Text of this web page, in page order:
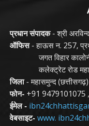
प्रधान संपादक- श्री
ऑफिस- हाऊस न. 257,
जगत विहार
कलेक्ट्रेट रोड
जिला- महासमुन्द
फोन- +91 9479101075 ,
ईमेल -
वेबसाइट- www.